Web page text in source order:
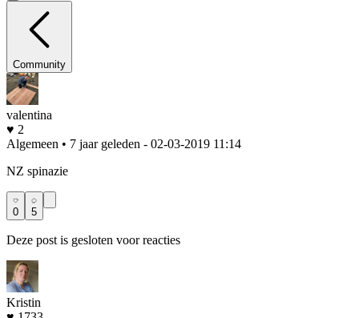
Community
valentina
♥ 2
Algemeen • 7 jaar geleden - 02-03-2019 11:14
NZ spinazie
0 5
Deze post is gesloten voor reacties
Kristin